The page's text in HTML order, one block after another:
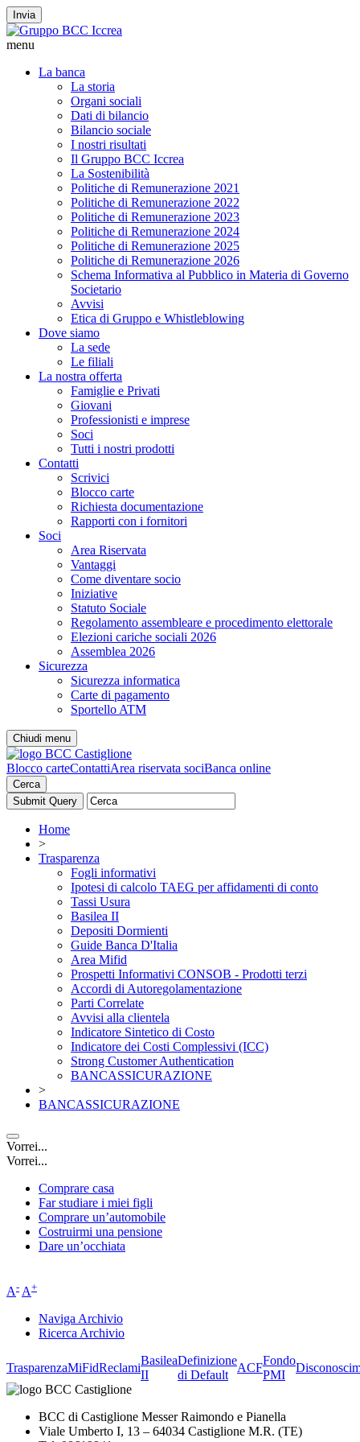
Invia
menu
La banca
La storia
Organi sociali
Dati di bilancio
Bilancio sociale
I nostri risultati
Il Gruppo BCC Iccrea
La Sostenibilità
Politiche di Remunerazione 2021
Politiche di Remunerazione 2022
Politiche di Remunerazione 2023
Politiche di Remunerazione 2024
Politiche di Remunerazione 2025
Politiche di Remunerazione 2026
Schema Informativa al Pubblico in Materia di Governo
Societario
Avvisi
Etica di Gruppo e Whistleblowing
Dove siamo
La sede
Le filiali
La nostra offerta
Famiglie e Privati
Giovani
Professionisti e imprese
Soci
Tutti i nostri prodotti
Contatti
Scrivici
Blocco carte
Richiesta documentazione
Rapporti con i fornitori
Soci
Area Riservata
Vantaggi
Come diventare socio
Iniziative
Statuto Sociale
Regolamento assembleare e procedimento elettorale
Elezioni cariche sociali 2026
Assemblea 2026
Sicurezza
Sicurezza informatica
Carte di pagamento
Sportello ATM
Chiudi menu
Blocco carteContattiArea riservata sociBanca online
Cerca
Home
>
Trasparenza
Fogli informativi
Ipotesi di calcolo TAEG per affidamenti di conto
Tassi Usura
Basilea II
Depositi Dormienti
Guide Banca D'Italia
Area Mifid
Prospetti Informativi CONSOB - Prodotti terzi
Accordi di Autoregolamentazione
Parti Correlate
Avvisi alla clientela
Indicatore Sintetico di Costo
Indicatore dei Costi Complessivi (ICC)
Strong Customer Authentication
BANCASSICURAZIONE
>
BANCASSICURAZIONE
Vorrei...
Vorrei...
Comprare casa
Far studiare i miei figli
Comprare un’automobile
Costruirmi una pensione
Dare un’occhiata
A- A+
Naviga Archivio
Ricerca Archivio
TrasparenzaMiFidReclami
Basilea
II
Definizione
di Default
ACF
Fondo
PMI
BCC di Castiglione Messer Raimondo e Pianella
Viale Umberto I, 13 – 64034 Castiglione M.R. (TE)